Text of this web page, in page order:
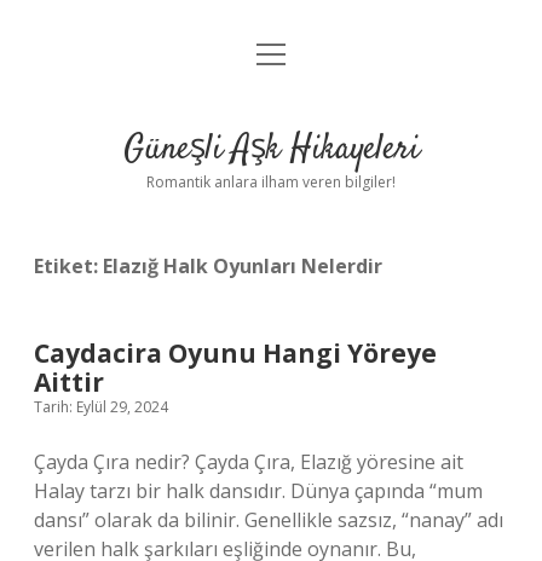
Anasayfa
Yasal Uyarı
menüyü
Güneşli Aşk Hikayeleri
Romantik anlara ilham veren bilgiler!
Etiket: Elazığ Halk Oyunları Nelerdir
Caydacira Oyunu Hangi Yöreye
Aittir
Tarih: Eylül 29, 2024
Çayda Çıra nedir? Çayda Çıra, Elazığ yöresine ait
Halay tarzı bir halk dansıdır. Dünya çapında “mum
dansı” olarak da bilinir. Genellikle sazsız, “nanay” adı
verilen halk şarkıları eşliğinde oynanır. Bu,